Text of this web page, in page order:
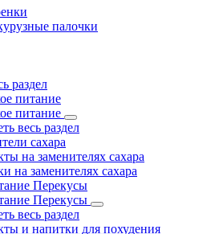
палочки
раздел
питание
питание
весь раздел
сахара
на заменителях сахара
на заменителях сахара
Перекусы
Перекусы
весь раздел
и напитки для похудения